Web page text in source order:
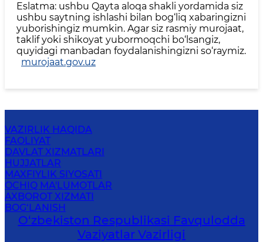
Eslatma: ushbu Qayta aloqa shakli yordamida siz
ushbu saytning ishlashi bilan bog‘liq xabaringizni
yuborishingiz mumkin. Agar siz rasmiy murojaat,
taklif yoki shikoyat yubormoqchi bo‘lsangiz,
quyidagi manbadan foydalanishingizni so‘raymiz.
murojaat.gov.uz
VAZIRLIK HAQIDA
FAOLIYAT
DAVLAT XIZMATLARI
HUJJATLAR
MAXFIYLIK SIYOSATI
OCHIQ MA'LUMOTLAR
AXBOROT XIZMATI
BOG‘LANISH
O‘zbеkistоn Rеspublikаsi Favqulodda
Vaziyatlar Vazirligi